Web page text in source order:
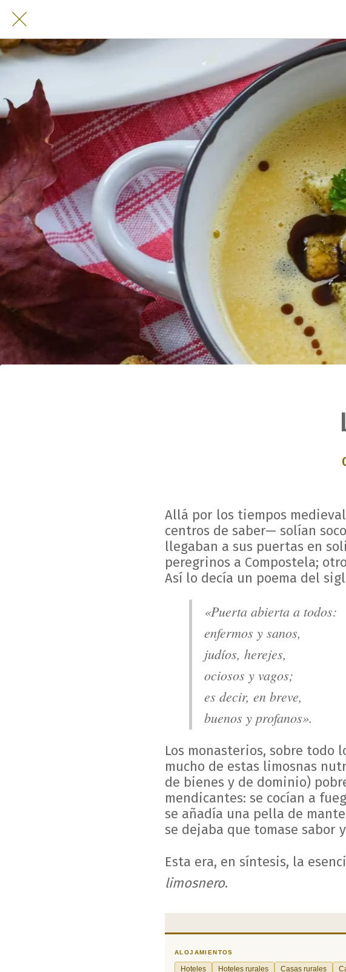
Allá por los tiempos
centros de saber— solían
llegaban a sus puertas en
peregrinos a Compostela;
Así lo decía un poema del
«Puerta abierta a todos:
enfermos y sanos,
judíos, herejes,
ociosos y vagos;
es decir, en breve,
buenos y profanos».
Los monasterios, sobre todo
mucho de estas limosnas
de bienes y de dominio)
mendicantes: se cocían a
se añadía una pella de
se dejaba que tomase sabor
Esta era, en síntesis, la
limosnero.